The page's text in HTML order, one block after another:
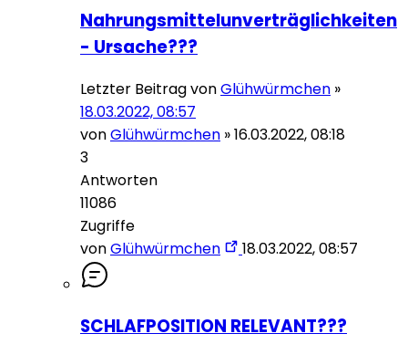
Nahrungsmittelunverträglichkeiten
- Ursache???
Letzter Beitrag vonGlühwürmchen »
18.03.2022, 08:57
vonGlühwürmchen »16.03.2022, 08:18
3
Antworten
11086
Zugriffe
vonGlühwürmchen 18.03.2022, 08:57
SCHLAFPOSITION RELEVANT???